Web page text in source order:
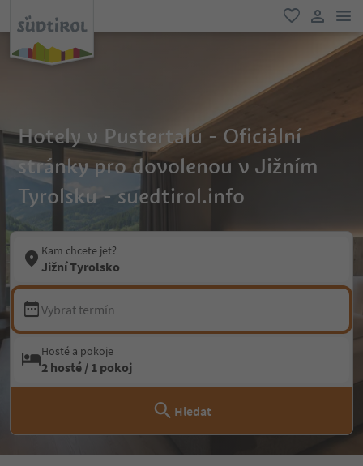
oblíbené
Hotely v Pustertalu - Oficiální
stránky pro dovolenou v Jižním
Tyrolsku - suedtirol.info
Kam chcete jet?
Jižní Tyrolsko
Vybrat termín
Hosté a pokoje
2 hosté / 1 pokoj
Hledat